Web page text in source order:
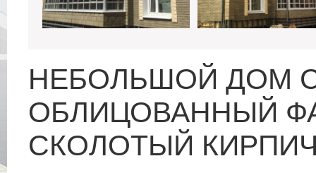
НЕБОЛЬШОЙ ДОМ
ОБЛИЦОВАННЫЙ
СКОЛОТЫЙ